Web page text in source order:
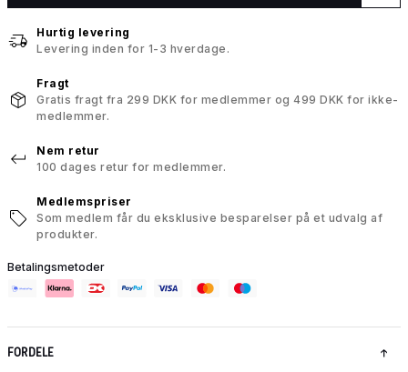
Hurtig levering
Levering inden for 1-3 hverdage.
Fragt
Gratis fragt fra 299 DKK for medlemmer og 499 DKK for ikke-
medlemmer.
Nem retur
100 dages retur for medlemmer.
Medlemspriser
Som medlem får du eksklusive besparelser på et udvalg af
produkter.
Betalingsmetoder
FORDELE